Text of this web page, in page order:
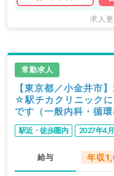
求人
常勤求人
【東京都／小金井市
☆駅チカクリニック
です（一般内科・循環
駅近・徒歩圏内 2027年4
給与 年収